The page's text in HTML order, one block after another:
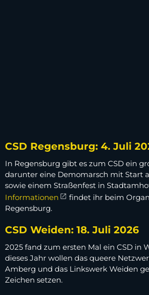
CSD Regensburg: 4. Juli
In Regensburg gibt es zum CSD ein
darunter eine Demomarsch mit Start
sowie einem Straßenfest in
Informationen
findet ihr beim
Regensburg.
CSD Weiden: 18. Juli 2026
2025 fand zum ersten Mal ein CSD in
dieses Jahr wollen das queere
Amberg und das Linkswerk Weiden
Zeichen setzen.